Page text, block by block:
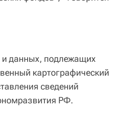
и данных, подлежащих
картографический
сведений
РФ.